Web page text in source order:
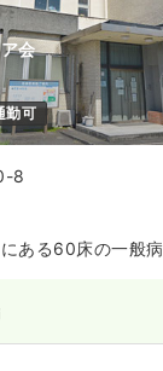
会
勤可
8
ある60床の一般